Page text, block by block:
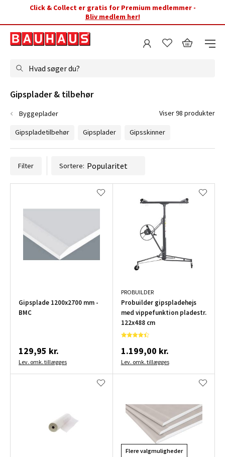
Click & Collect er gratis for Premium medlemmer -
Bliv medlem her!
Hvad søger du?
Filter Sortere:
Gipsplade 1200x2700 mm -
BMC
129,95 kr.
Lev. omk. tillægges
PROBUILDER
Probuilder gipspladehejs
med vippefunktion pladestr.
122x488 cm
1.199,00 kr.
Lev. omk. tillægges
Flere valgmuligheder
Gipsplader & tilbehør
Byggeplader Viser 98 produkter
Gipspladetilbehør Gipsplader Gipsskinner